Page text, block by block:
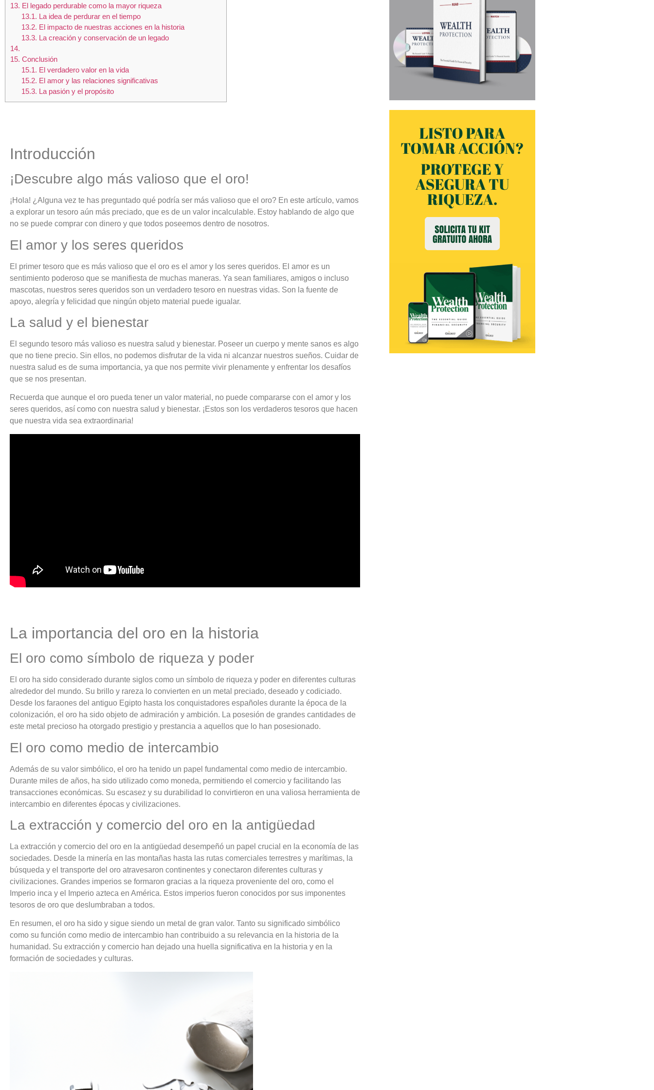
13. El legado perdurable como la mayor riqueza
13.1. La idea de perdurar en el tiempo
13.2. El impacto de nuestras acciones en la historia
13.3. La creación y conservación de un legado
14.
15. Conclusión
15.1. El verdadero valor en la vida
15.2. El amor y las relaciones significativas
15.3. La pasión y el propósito
Introducción
¡Descubre algo más valioso que el oro!
¡Hola! ¿Alguna vez te has preguntado qué podría ser más valioso que el oro? En este artículo, vamos
a explorar un tesoro aún más preciado, que es de un valor incalculable. Estoy hablando de algo que
no se puede comprar con dinero y que todos poseemos dentro de nosotros.
El amor y los seres queridos
El primer tesoro que es más valioso que el oro es el amor y los seres queridos. El amor es un
sentimiento poderoso que se manifiesta de muchas maneras. Ya sean familiares, amigos o incluso
mascotas, nuestros seres queridos son un verdadero tesoro en nuestras vidas. Son la fuente de
apoyo, alegría y felicidad que ningún objeto material puede igualar.
La salud y el bienestar
El segundo tesoro más valioso es nuestra salud y bienestar. Poseer un cuerpo y mente sanos es algo
que no tiene precio. Sin ellos, no podemos disfrutar de la vida ni alcanzar nuestros sueños. Cuidar de
nuestra salud es de suma importancia, ya que nos permite vivir plenamente y enfrentar los desafíos
que se nos presentan.
Recuerda que aunque el oro pueda tener un valor material, no puede compararse con el amor y los
seres queridos, así como con nuestra salud y bienestar. ¡Estos son los verdaderos tesoros que hacen
que nuestra vida sea extraordinaria!
La importancia del oro en la historia
El oro como símbolo de riqueza y poder
El oro ha sido considerado durante siglos como un símbolo de riqueza y poder en diferentes culturas
alrededor del mundo. Su brillo y rareza lo convierten en un metal preciado, deseado y codiciado.
Desde los faraones del antiguo Egipto hasta los conquistadores españoles durante la época de la
colonización, el oro ha sido objeto de admiración y ambición. La posesión de grandes cantidades de
este metal precioso ha otorgado prestigio y prestancia a aquellos que lo han posesionado.
El oro como medio de intercambio
Además de su valor simbólico, el oro ha tenido un papel fundamental como medio de intercambio.
Durante miles de años, ha sido utilizado como moneda, permitiendo el comercio y facilitando las
transacciones económicas. Su escasez y su durabilidad lo convirtieron en una valiosa herramienta de
intercambio en diferentes épocas y civilizaciones.
La extracción y comercio del oro en la antigüedad
La extracción y comercio del oro en la antigüedad desempeñó un papel crucial en la economía de las
sociedades. Desde la minería en las montañas hasta las rutas comerciales terrestres y marítimas, la
búsqueda y el transporte del oro atravesaron continentes y conectaron diferentes culturas y
civilizaciones. Grandes imperios se formaron gracias a la riqueza proveniente del oro, como el
Imperio inca y el Imperio azteca en América. Estos imperios fueron conocidos por sus imponentes
tesoros de oro que deslumbraban a todos.
En resumen, el oro ha sido y sigue siendo un metal de gran valor. Tanto su significado simbólico
como su función como medio de intercambio han contribuido a su relevancia en la historia de la
humanidad. Su extracción y comercio han dejado una huella significativa en la historia y en la
formación de sociedades y culturas.